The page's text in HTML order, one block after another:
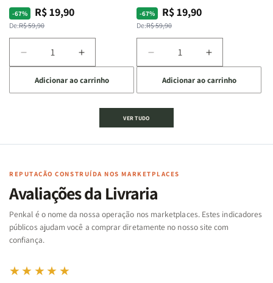
-67%
Preço
normal
De:R$ 59,90
Preço
promocional
R$ 19,90
Diminuir
a
quantidade
de
Cartas
Famílias
Bíblia
-
Penkal
Aumentar
a
quantidade
de
Jogo
Cartas
Famílias
da
Bíblia
-
Penkal
Adicionar ao carrinho
-67%
Preço
normal
De:R$ 59,90
Preço
promocional
R$ 19,90
Diminuir
a
quantidade
de
Jogo
|
de
Aumentar
a
quantidade
de
|
Adicionar ao carrinho
VER TUDO
REPUTAÇÃO CONSTRUÍDA NOS MARKETPLACES
Avaliações da Livraria
Penkal é o nome da nossa operação nos marketplaces. Estes indicadores
públicos ajudam você a comprar diretamente no nosso site com
confiança.
★★★★★